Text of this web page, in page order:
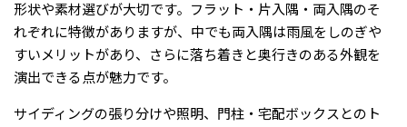
形状や素材選びが大切です。フラット・片入隅・両入隅のそ
れぞれに特徴がありますが、中でも両入隅は雨風をしのぎや
すいメリットがあり、さらに落ち着きと奥行きのある外観を
演出できる点が魅力です。
サイディングの張り分けや照明、門柱・宅配ボックスとのト